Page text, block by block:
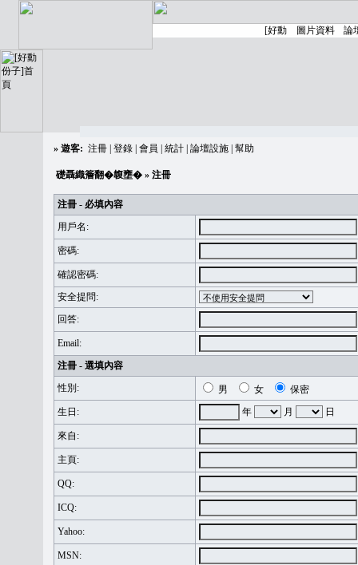
» 遊客: 注冊 登錄 會員 統計 論壇設施 幫助
礎聶織簷翻�䪖壅� » 注冊
注冊 - 必填內容
用戶名:
密碼:
確認密碼:
安全提問:
回答:
Email:
注冊 - 選填內容
性別:
男 女
保密
生日:
年 月 日
來自:
主頁:
QQ:
ICQ:
Yahoo:
MSN: